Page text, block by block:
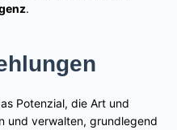
.
Potenzial, die Art und
und verwalten, grundlegend